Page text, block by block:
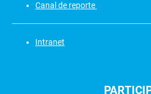
Canal de reporte
Intranet